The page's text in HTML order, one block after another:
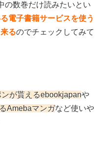
の数巻だけ読みたいとい
電子書籍サービスを使う
るのでチェックしてみて
が貰えるebookjapanや
Amebaマンガなど使いや